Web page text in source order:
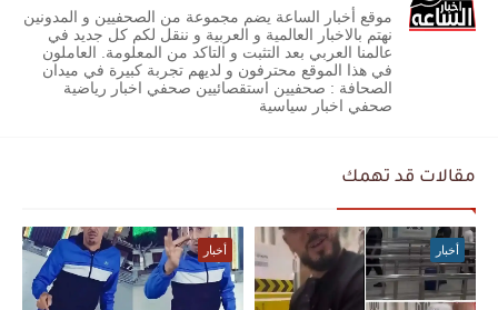
موقع أخبار الساعة يضم مجموعة من الصحفيين و المدونين
نهتم بالاخبار العالمية و العربية و ننقل لكم كل جديد في
عالمنا العربي بعد التثبت و التاكد من المعلومة. العاملون
في هذا الموقع محترفون و لديهم تجربة كبيرة في ميدان
الصحافة : صحفيين استقصائيين صحفي اخبار رياضية
صحفي اخبار سياسية
مقالات قد تهمك
أخبار أخبار